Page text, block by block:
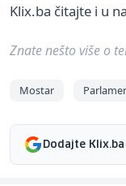
Klix.ba čitajte i u
Znate nešto više o
Mostar
Dodajte